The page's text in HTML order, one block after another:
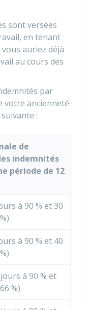
sont versées
en tenant
auriez déjà
au cours des
par
votre ancienneté
:
de
indemnités
période de 12
à 90 % et 30
)
à 90 % et 40
)
à 90 % et
%)